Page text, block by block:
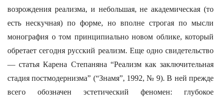
возрождения реализма, и небольшая, не академическая (то
есть нескучная) по форме, но вполне строгая по мысли
монография о том принципиально новом облике, который
обретает сегодня русский реализм. Еще одно свидетельство
— статья Карена Степаняна “Реализм как заключительная
стадия постмодернизма” (“Знамя”, 1992, № 9). В ней прежде
всего обозначен эстетический феномен: глубокое